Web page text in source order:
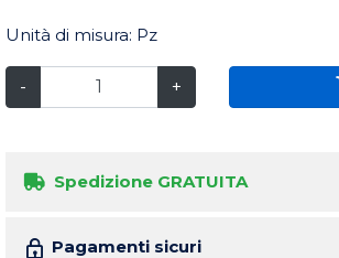
Unità di misura: Pz
- +
Spedizione GRATUITA
Pagamenti sicuri